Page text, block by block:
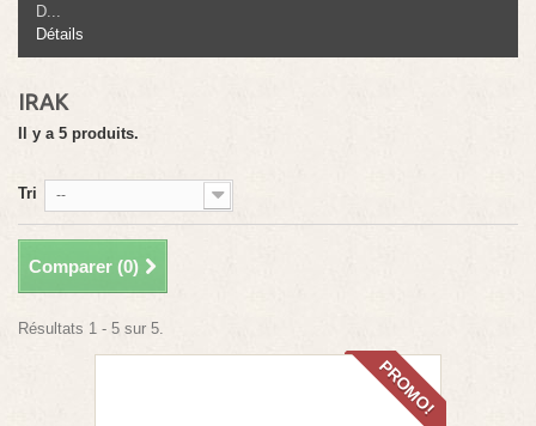
D...
Détails
IRAK
Il y a 5 produits.
Tri --
Comparer (0)
Résultats 1 - 5 sur 5.
PROMO!